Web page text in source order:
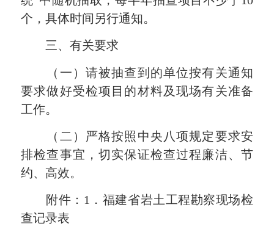
个，具体时间另行通知。
三、有关要求
（一）请被抽查到的单位按有关通知
要求做好受检项目的材料及现场有关准备
工作。
（二）严格按照中央八项规定要求安
排检查事宜，切实保证检查过程廉洁、节
约、高效。
附件：1．福建省岩土工程勘察现场检
查记录表